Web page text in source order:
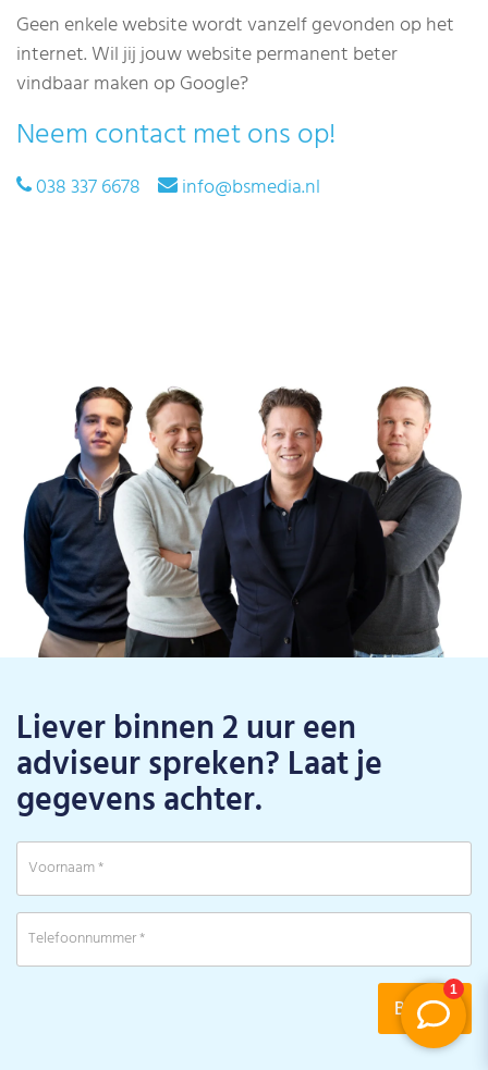
Geen enkele website wordt vanzelf gevonden op het
internet. Wil jij jouw website permanent beter
vindbaar maken op Google?
Neem contact met ons op!
038 337 6678 info@bsmedia.nl
Liever binnen 2 uur een
adviseur spreken? Laat je
gegevens achter.